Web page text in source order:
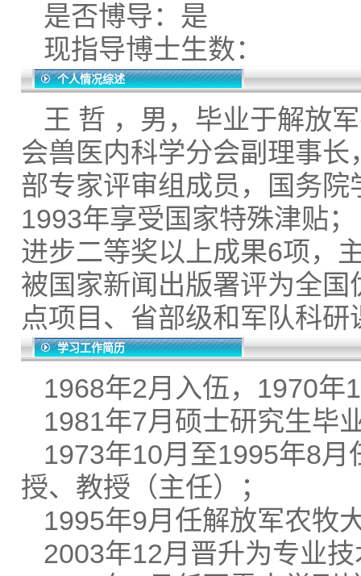
是否博导：是
现指导博士生数：
个人情况综述
王 哲 ，男，毕业于解放
会兽医内科学分会副理事
部专家评审组成员，国务
1993年享受国家特殊津贴
进步二等奖以上成果6项，
被国家新闻出版署评为全
点项目、省部级和军队科
学习工作简历
1968年2月入伍，1970年
1981年7月硕士研究生毕
1973年10月至1995年8
授、教授（主任）；
1995年9月任解放军农牧
2003年12月晋升为专业